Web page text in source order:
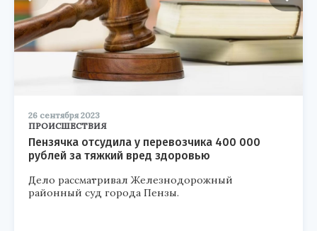
26 сентября 2023
ПРОИСШЕСТВИЯ
Пензячка отсудила у перевозчика 400 000
рублей за тяжкий вред здоровью
Дело рассматривал Железнодорожный
районный суд города Пензы.